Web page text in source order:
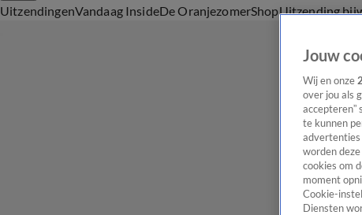
UitzendingenVandaag InsideDe OranjezomerShopUitzending
Jouw
Wij en onze
over jou als
accepteren”
te kunnen
advertenties
worden
cookies om
moment
Cookie-
Diensten